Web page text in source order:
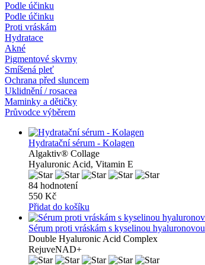
Podle účinku
Podle účinku
Proti vráskám
Hydratace
Akné
Pigmentové skvrny
Smíšená pleť
Ochrana před sluncem
Uklidnění / rosacea
Maminky a dětičky
Průvodce výběrem
Hydratační sérum - Kolagen
Algaktiv® Collage
Hyaluronic Acid, Vitamin E
84 hodnotení
550 Kč
Přidat do košíku
Sérum proti vráskám s kyselinou hyaluronovou
Double Hyaluronic Acid Complex
RejuveNAD+